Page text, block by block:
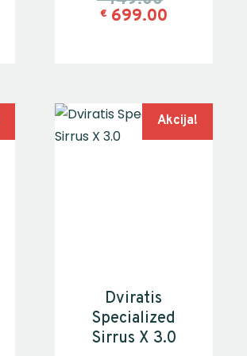
€ 699.00
Akcija!
Dviratis
Specialized
Sirrus X 3.0